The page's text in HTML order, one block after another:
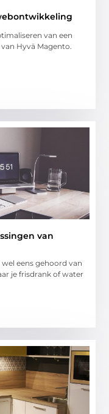
van een
Hyvä Magento.
van
eens gehoord van
je frisdrank of water